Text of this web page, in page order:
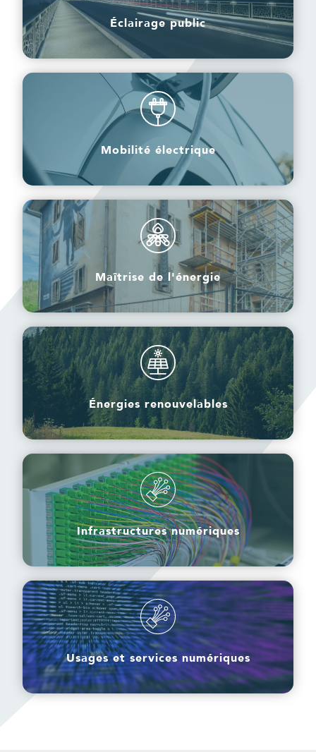
Éclairage public
Éclairage public
Mobilité électrique
Mobilité électrique
Maîtrise de l'énergie
Maîtrise de l'énergie
Énergies renouvelables
Énergies renouvelables
Infrastructures numériques
Infrastructures numériques
Usages et services numériques
Usages et services numériques